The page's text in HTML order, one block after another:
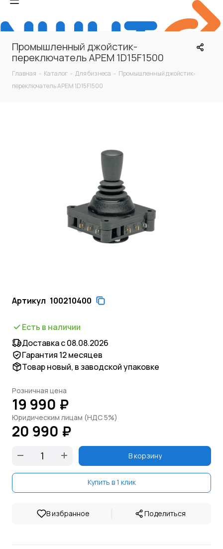
Промышленный джойстик-
переключатель APEM 1D15F1500
Главная - Каталог - Для бизнеса - Промышленный джойстик-
переключатель APEM 1D15F1500
Артикул 100210400
Есть в наличии
Доставка с 08.08.2026
Гарантия 12 месяцев
Товар новый, в заводской упаковке
Розничная цена
19 990 ₽
Юридическим лицам (НДС 5%)
20 990 ₽
В корзину
Купить в 1 клик
В избранное | Поделиться